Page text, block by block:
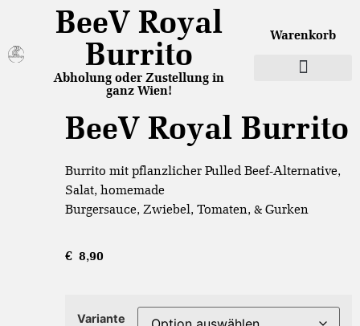
BeeV Royal
Burrito
Abholung oder Zustellung in
ganz Wien!
Warenkorb
BeeV Royal Burrito
Burrito mit pflanzlicher Pulled Beef-Alternative,
Salat, homemade
Burgersauce, Zwiebel, Tomaten, & Gurken
€ 8,90
Variante